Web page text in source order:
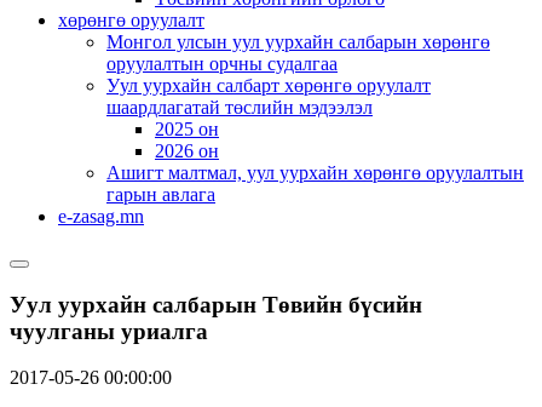
хөрөнгө оруулалт
Монгол улсын уул уурхайн салбарын хөрөнгө
оруулалтын орчны судалгаа
Уул уурхайн салбарт хөрөнгө оруулалт
шаардлагатай төслийн мэдээлэл
2025 он
2026 он
Ашигт малтмал, уул уурхайн хөрөнгө оруулалтын
гарын авлага
e-zasag.mn
Уул уурхайн салбарын Төвийн бүсийн
чуулганы уриалга
2017-05-26 00:00:00